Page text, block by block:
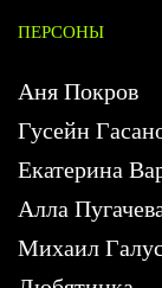
ПЕРСОНЫ
Аня Покров
Гусейн
Екатерина
Алла
Михаил